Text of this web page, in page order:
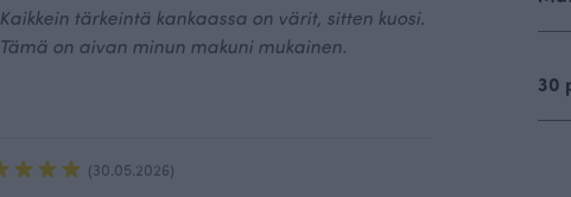
Kaikkein tärkeintä kankaassa on värit, sitten kuosi.
Tämä on aivan minun makuni mukainen.
(30.05.2026)
30